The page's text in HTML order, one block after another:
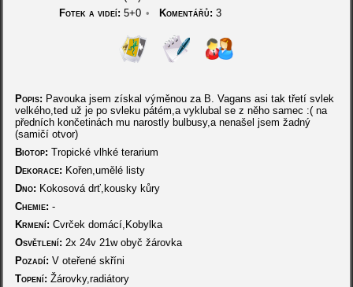
Fotek a videí: 5+0 • Komentářů: 3
Popis: Pavouka jsem získal výměnou za B. Vagans asi tak třetí svlek
velkého,ted už je po svleku pátém,a vyklubal se z něho samec :( na
předních končetinách mu narostly bulbusy,a nenašel jsem žadný
(samičí otvor)
Biotop: Tropické vlhké terarium
Dekorace: Kořen,umělé listy
Dno: Kokosová drť,kousky kůry
Chemie: -
Krmení: Cvrček domácí,Kobylka
Osvětlení: 2x 24v 21w obyč žárovka
Pozadí: V oteřené skříni
Topení: Žárovky,radiátory